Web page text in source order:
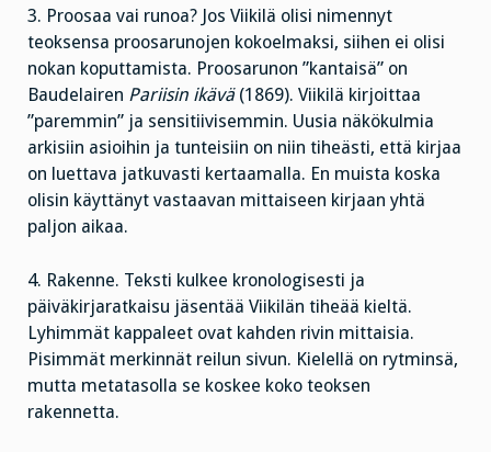
3. Proosaa vai runoa? Jos Viikilä olisi nimennyt
teoksensa proosarunojen kokoelmaksi, siihen ei olisi
nokan koputtamista. Proosarunon ”kantaisä” on
Baudelairen Pariisin ikävä(1869). Viikilä kirjoittaa
”paremmin” ja sensitiivisemmin. Uusia näkökulmia
arkisiin asioihin ja tunteisiin on niin tiheästi, että kirjaa
on luettava jatkuvasti kertaamalla. En muista koska
olisin käyttänyt vastaavan mittaiseen kirjaan yhtä
paljon aikaa.
4. Rakenne. Teksti kulkee kronologisesti ja
päiväkirjaratkaisu jäsentää Viikilän tiheää kieltä.
Lyhimmät kappaleet ovat kahden rivin mittaisia.
Pisimmät merkinnät reilun sivun. Kielellä on rytminsä,
mutta metatasolla se koskee koko teoksen
rakennetta.